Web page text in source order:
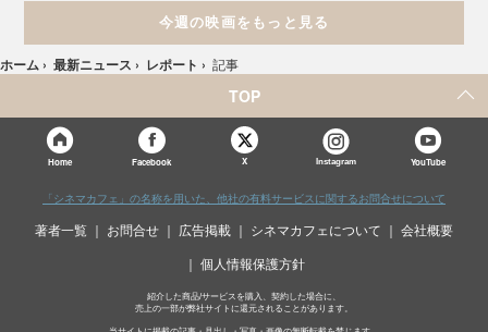
今週の映画をもっと見る
ホーム › 最新ニュース › レポート › 記事
TOP
Home Facebook X Instagram YouTube
「シネマカフェ」の名称を用いた、他社の有料サービスに関するお問合せについて
著者一覧 お問合せ 広告掲載 シネマカフェについて 会社概要
個人情報保護方針
紹介した商品/サービスを購入、契約した場合に、
売上の一部が弊社サイトに還元されることがあります。